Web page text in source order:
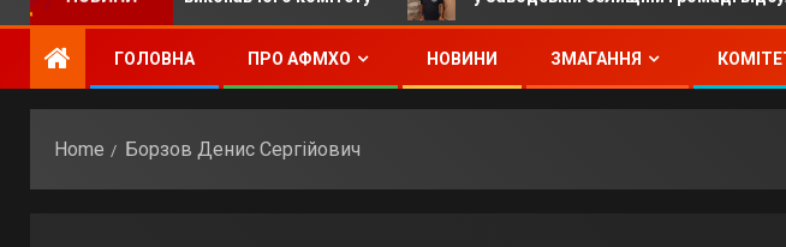
ГОЛОВНА ПРО АФМХО НОВИНИ ЗМАГАННЯ
Home Борзов Денис Сергійович